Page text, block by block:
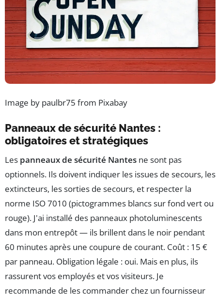
Image by paulbr75 from Pixabay
Panneaux de sécurité Nantes :
obligatoires et stratégiques
Les panneaux de sécurité Nantes ne sont pas
optionnels. Ils doivent indiquer les issues de secours, les
extincteurs, les sorties de secours, et respecter la
norme ISO 7010 (pictogrammes blancs sur fond vert ou
rouge). J'ai installé des panneaux photoluminescents
dans mon entrepôt — ils brillent dans le noir pendant
60 minutes après une coupure de courant. Coût : 15 €
par panneau. Obligation légale : oui. Mais en plus, ils
rassurent vos employés et vos visiteurs. Je
recommande de les commander chez un fournisseur